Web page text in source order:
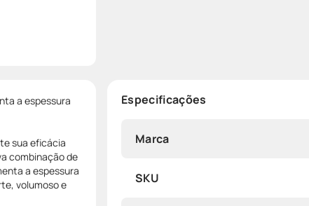
a espessura
sua eficácia
combinação de
a espessura
volumoso e
Especificações
Marca
SKU